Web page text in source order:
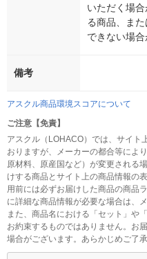
いただく場
る商品、ま
できない場合
備考
アスクル商品環境スコアについて
ご注意【免責】
アスクル（LOHACO）では、サイト
おりますが、メーカーの都合等によ
原材料、原産国など）が変更される
けする商品とサイト上の商品情報の
用前には必ずお届けした商品の商品
に詳細な商品情報が必要な場合は、
また、商品名における「セット」や
お約束するものではありません。お
場合がございます。あらかじめご了承